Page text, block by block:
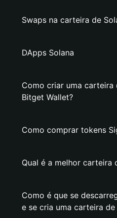
Swaps na carteira de
DApps Solana
Como criar uma carteira
Bitget Wallet?
Como comprar tokens
Qual é a melhor carteira
Como é que se
e se cria uma carteira de